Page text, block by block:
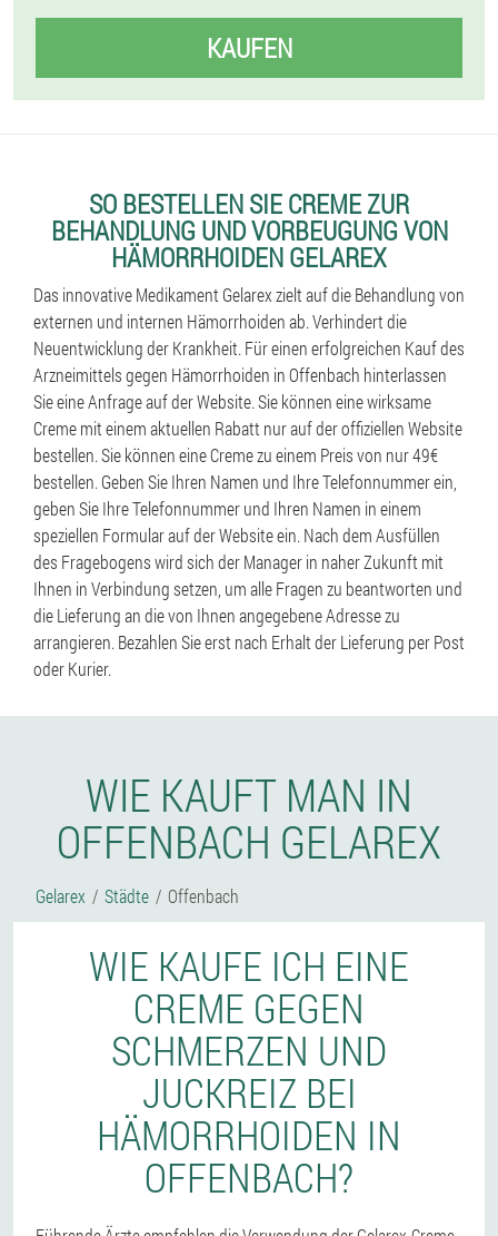
KAUFEN
SO BESTELLEN SIE CREME ZUR
BEHANDLUNG UND VORBEUGUNG VON
HÄMORRHOIDEN GELAREX
Das innovative Medikament Gelarex zielt auf die Behandlung von
externen und internen Hämorrhoiden ab. Verhindert die
Neuentwicklung der Krankheit. Für einen erfolgreichen Kauf des
Arzneimittels gegen Hämorrhoiden in Offenbach hinterlassen
Sie eine Anfrage auf der Website. Sie können eine wirksame
Creme mit einem aktuellen Rabatt nur auf der offiziellen Website
bestellen. Sie können eine Creme zu einem Preis von nur 49€
bestellen. Geben Sie Ihren Namen und Ihre Telefonnummer ein,
geben Sie Ihre Telefonnummer und Ihren Namen in einem
speziellen Formular auf der Website ein. Nach dem Ausfüllen
des Fragebogens wird sich der Manager in naher Zukunft mit
Ihnen in Verbindung setzen, um alle Fragen zu beantworten und
die Lieferung an die von Ihnen angegebene Adresse zu
arrangieren. Bezahlen Sie erst nach Erhalt der Lieferung per Post
oder Kurier.
WIE KAUFT MAN IN
OFFENBACH GELAREX
Gelarex Städte Offenbach
WIE KAUFE ICH EINE
CREME GEGEN
SCHMERZEN UND
JUCKREIZ BEI
HÄMORRHOIDEN IN
OFFENBACH?